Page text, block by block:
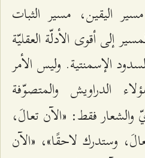
اليقين، مسير الثبات
إلى أقوى الأدلّة العقليّة
الإسمنتية. وليس الأمر
الدراويش والمتصوّفة
فقط: «الآن تعالَ،
وستدرك لاحقًا»، «الآن